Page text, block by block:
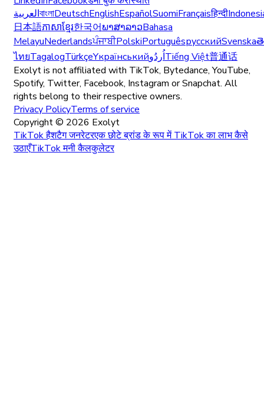
العربيةবাংলাDeutschEnglishEspañolSuomiFrançaisहिन्दी
日本語ភាសាខ្មែរ한국어ພາສາລາວBahasa
MelayuNederlandsਪੰਜਾਬੀPolskiPortuguêsрусскийSvenska
ไทยTagalogTürkçeYкраїнськийاُردُوTiếng Việt普通话
Exolyt is not affiliated with TikTok, Bytedance, YouTube,
Spotify, Twitter, Facebook, Instagram or Snapchat. All
rights belong to their respective owners.
Privacy PolicyTerms of service
Copyright © 2026 Exolyt
TikTok हैशटैग जनरेटरएक छोटे ब्रांड के रूप में TikTok का लाभ कैसे
उठाएँTikTok मनी कैलकुलेटर